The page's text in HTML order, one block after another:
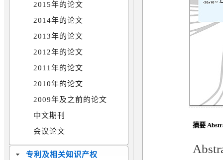
2015年的论文
2014年的论文
2013年的论文
2012年的论文
2011年的论文
2010年的论文
2009年及之前的论文
中文期刊
会议论文
专利及相关知识产权
摘要